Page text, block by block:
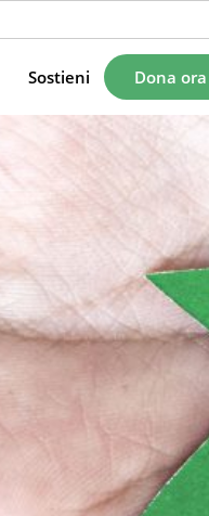
Sostieni Dona ora